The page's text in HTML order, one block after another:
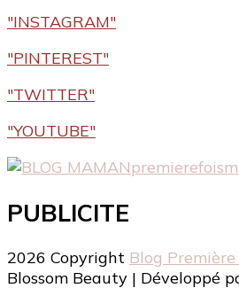
"INSTAGRAM"
"PINTEREST"
"TWITTER"
"YOUTUBE"
PUBLICITE
2026 Copyright Blog
Blossom Beauty | Développé